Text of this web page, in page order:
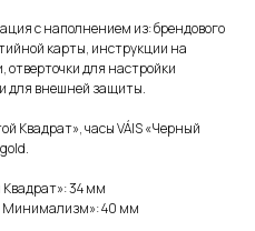
с наполнением из: брендового
карты, инструкции на
отверточки для настройки
для внешней защиты.
Квадрат», часы VÁIS «Черный
Квадрат»: 34 мм
Минимализм»: 40 мм